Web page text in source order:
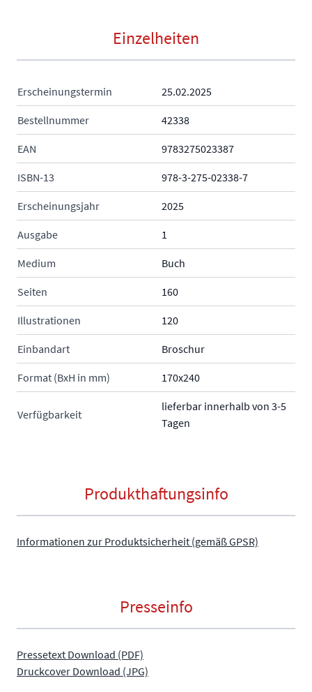
Einzelheiten
Erscheinungstermin 25.02.2025
Bestellnummer 42338
EAN 9783275023387
ISBN-13 978-3-275-02338-7
Erscheinungsjahr 2025
Ausgabe 1
Medium Buch
Seiten 160
Illustrationen 120
Einbandart Broschur
Format (BxH in mm) 170x240
Verfügbarkeit
lieferbar innerhalb von 3-5
Tagen
Produkthaftungsinfo
Informationen zur Produktsicherheit (gemäß GPSR)
Presseinfo
Pressetext Download (PDF)
Druckcover Download (JPG)